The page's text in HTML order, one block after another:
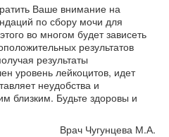
Ваше внимание на
по сбору мочи для
во многом будет зависеть
результатов
результаты
уровень лейкоцитов, идет
неудобства и
близким. Будьте здоровы и
Врач Чугунцева М.А.